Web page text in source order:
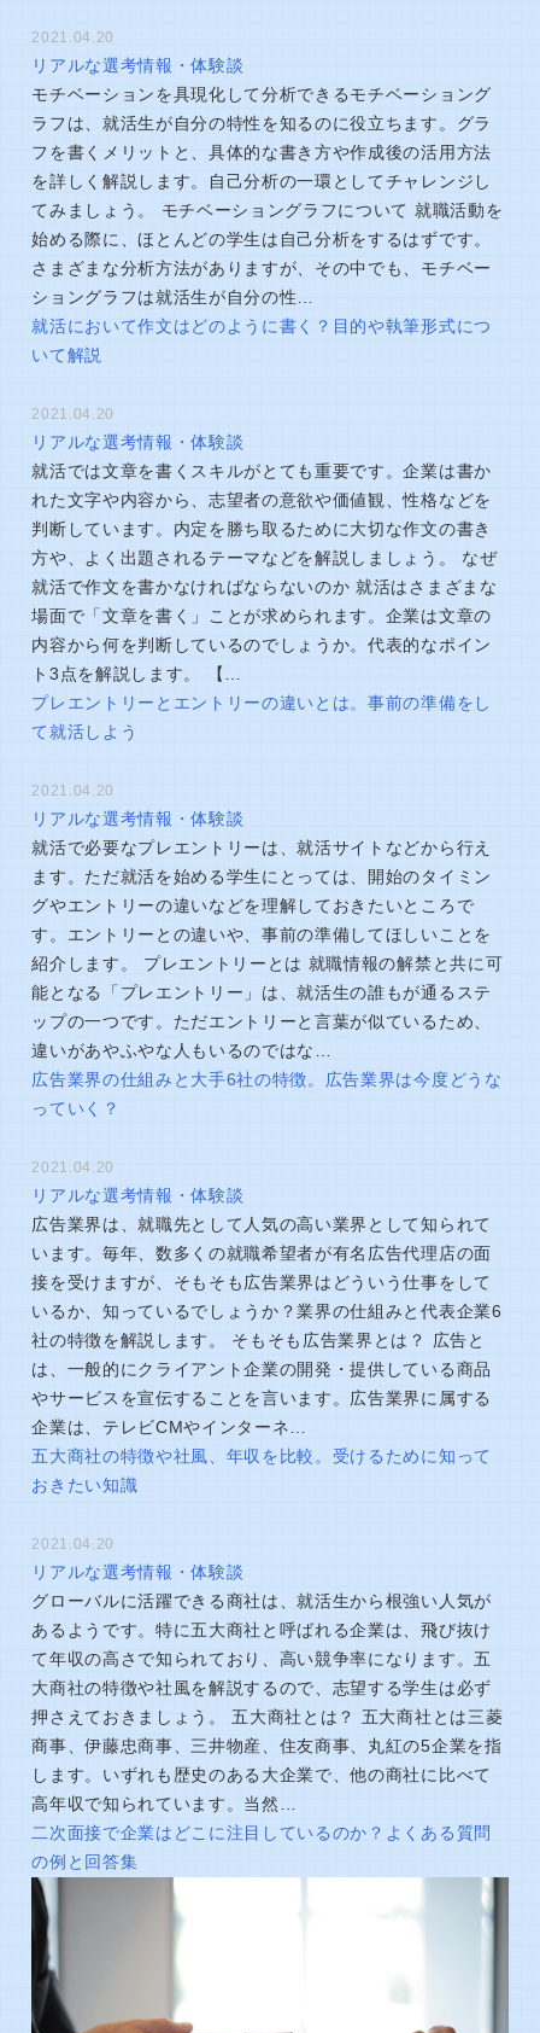
2021.04.20
リアルな選考情報・体験談
モチベーションを具現化して分析できるモチベーショング
ラフは、就活生が自分の特性を知るのに役立ちます。グラ
フを書くメリットと、具体的な書き方や作成後の活用方法
を詳しく解説します。自己分析の一環としてチャレンジし
てみましょう。 モチベーショングラフについて 就職活動を
始める際に、ほとんどの学生は自己分析をするはずです。
さまざまな分析方法がありますが、その中でも、モチベー
ショングラフは就活生が自分の性…
就活において作文はどのように書く？目的や執筆形式につ
いて解説
2021.04.20
リアルな選考情報・体験談
就活では文章を書くスキルがとても重要です。企業は書か
れた文字や内容から、志望者の意欲や価値観、性格などを
判断しています。内定を勝ち取るために大切な作文の書き
方や、よく出題されるテーマなどを解説しましょう。 なぜ
就活で作文を書かなければならないのか 就活はさまざまな
場面で「文章を書く」ことが求められます。企業は文章の
内容から何を判断しているのでしょうか。代表的なポイン
ト3点を解説します。 【…
プレエントリーとエントリーの違いとは。事前の準備をし
て就活しよう
2021.04.20
リアルな選考情報・体験談
就活で必要なプレエントリーは、就活サイトなどから行え
ます。ただ就活を始める学生にとっては、開始のタイミン
グやエントリーの違いなどを理解しておきたいところで
す。エントリーとの違いや、事前の準備してほしいことを
紹介します。 プレエントリーとは 就職情報の解禁と共に可
能となる「プレエントリー」は、就活生の誰もが通るステ
ップの一つです。ただエントリーと言葉が似ているため、
違いがあやふやな人もいるのではな…
広告業界の仕組みと大手6社の特徴。広告業界は今度どうな
っていく？
2021.04.20
リアルな選考情報・体験談
広告業界は、就職先として人気の高い業界として知られて
います。毎年、数多くの就職希望者が有名広告代理店の面
接を受けますが、そもそも広告業界はどういう仕事をして
いるか、知っているでしょうか？業界の仕組みと代表企業6
社の特徴を解説します。 そもそも広告業界とは？ 広告と
は、一般的にクライアント企業の開発・提供している商品
やサービスを宣伝することを言います。広告業界に属する
企業は、テレビCMやインターネ…
五大商社の特徴や社風、年収を比較。受けるために知って
おきたい知識
2021.04.20
リアルな選考情報・体験談
グローバルに活躍できる商社は、就活生から根強い人気が
あるようです。特に五大商社と呼ばれる企業は、飛び抜け
て年収の高さで知られており、高い競争率になります。五
大商社の特徴や社風を解説するので、志望する学生は必ず
押さえておきましょう。 五大商社とは？ 五大商社とは三菱
商事、伊藤忠商事、三井物産、住友商事、丸紅の5企業を指
します。いずれも歴史のある大企業で、他の商社に比べて
高年収で知られています。当然…
二次面接で企業はどこに注目しているのか？よくある質問
の例と回答集